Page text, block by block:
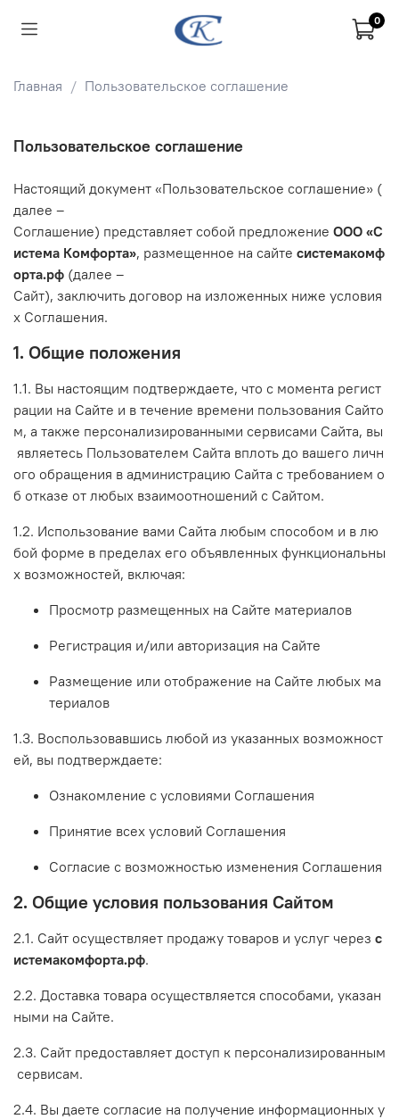
0
Главная Пользовательское соглашение
Пользовательское соглашение
Настоящий документ «Пользовательское соглашение» (
далее –
Соглашение) представляет собой предложение ООО «С
истема Комфорта», размещенное на сайте системакомф
орта.рф (далее –
Сайт), заключить договор на изложенных ниже условия
х Соглашения.
1. Общие положения
1.1. Вы настоящим подтверждаете, что с момента регист
рации на Сайте и в течение времени пользования Сайто
м, а также персонализированными сервисами Сайта, вы
являетесь Пользователем Сайта вплоть до вашего личн
ого обращения в администрацию Сайта с требованием о
б отказе от любых взаимоотношений с Сайтом.
1.2. Использование вами Сайта любым способом и в лю
бой форме в пределах его объявленных функциональны
х возможностей, включая:
Просмотр размещенных на Сайте материалов
Регистрация и/или авторизация на Сайте
Размещение или отображение на Сайте любых ма
териалов
1.3. Воспользовавшись любой из указанных возможност
ей, вы подтверждаете:
Ознакомление с условиями Соглашения
Принятие всех условий Соглашения
Согласие с возможностью изменения Соглашения
2. Общие условия пользования Сайтом
2.1. Сайт осуществляет продажу товаров и услуг через с
истемакомфорта.рф.
2.2. Доставка товара осуществляется способами, указан
ными на Сайте.
2.3. Сайт предоставляет доступ к персонализированным
сервисам.
2.4. Вы даете согласие на получение информационных у